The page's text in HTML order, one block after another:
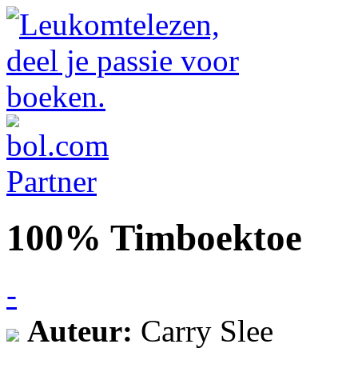
100% Timboektoe
-
Auteur: Carry Slee